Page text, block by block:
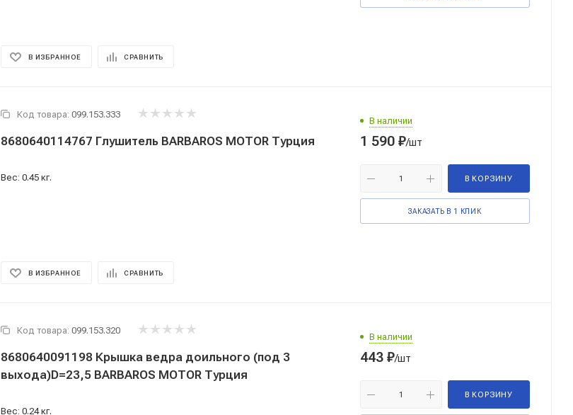
В ИЗБРАННОЕ СРАВНИТЬ
Код товара: 099.153.333
8680640114767 Глушитель BARBAROS MOTOR Турция
Вес: 0.45 кг.
В ИЗБРАННОЕ СРАВНИТЬ
В наличии
1 590 ₽/шт
В КОРЗИНУ
ЗАКАЗАТЬ В 1 КЛИК
Код товара: 099.153.320
8680640091198 Крышка ведра доильного (под 3
выхода)D=23,5 BARBAROS MOTOR Турция
Вес: 0.24 кг.
В наличии
443 ₽/шт
В КОРЗИНУ